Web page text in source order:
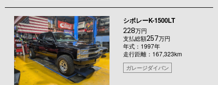
シボレーK-1500LT
228万円
支払総額257万円
年式：1997年
走行距離：167,323km
ガレージダイバン